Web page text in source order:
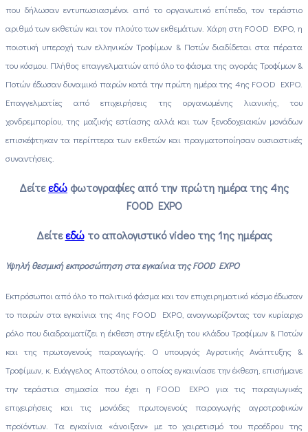
που δήλωσαν εντυπωσιασμένοι από το οργανωτικό επίπεδο, τον τεράστιο
αριθμό των εκθετών και τον πλούτο των εκθεμάτων. Χάρη στη FOOD EXPO, η
ποιοτική υπεροχή των ελληνικών Τροφίμων & Ποτών διαδίδεται στα πέρατα
του κόσμου. Πλήθος επαγγελματιών από όλο το φάσμα της αγοράς Τροφίμων &
Ποτών έδωσαν δυναμικό παρών κατά την πρώτη ημέρα της 4ης FOOD EXPO.
Επαγγελματίες από επιχειρήσεις της οργανωμένης λιανικής, του
χονδρεμπορίου, της μαζικής εστίασης αλλά και των ξενοδοχειακών μονάδων
επισκέφτηκαν τα περίπτερα των εκθετών και πραγματοποίησαν ουσιαστικές
συναντήσεις.
Δείτεεδώ φωτογραφίες από την πρώτη ημέρα της 4ης
FOOD EXPO
Δείτεεδώτο απολογιστικό video της 1ης ημέρας
Υψηλή θεσμική εκπροσώπηση στα εγκαίνια της FOOD EXPO
Εκπρόσωποι από όλο το πολιτικό φάσμα και τον επιχειρηματικό κόσμο έδωσαν
το παρών στα εγκαίνια της 4ης FOOD EXPO, αναγνωρίζοντας τον κυρίαρχο
ρόλο που διαδραματίζει η έκθεση στην εξέλιξη του κλάδου Τροφίμων & Ποτών
και της πρωτογενούς παραγωγής. Ο υπουργός Αγροτικής Ανάπτυξης &
Τροφίμων, κ. Ευάγγελος Αποστόλου, ο οποίος εγκαινίασε την έκθεση, επισήμανε
την τεράστια σημασία που έχει η FOOD EXPO για τις παραγωγικές
επιχειρήσεις και τις μονάδες πρωτογενούς παραγωγής αγροτροφικών
προϊόντων. Tα εγκαίνια «άνοιξαν» με το χαιρετισμό του προέδρου της